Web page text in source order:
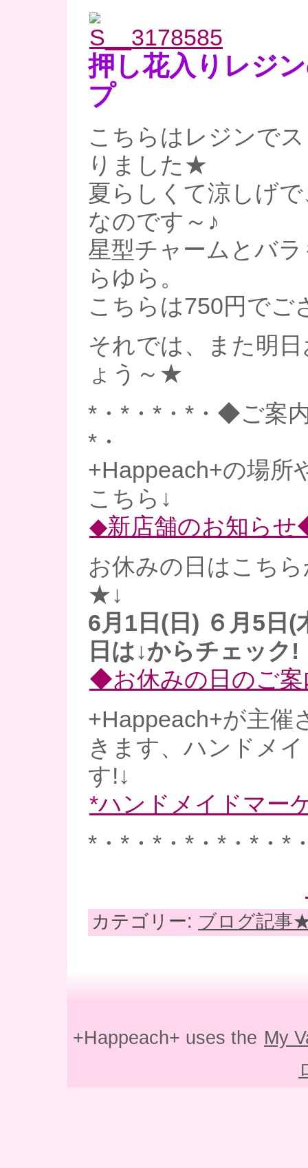
押し花入りレジ
プ
こちらはレジンで
りました★
夏らしくて涼しげ
なのです～♪
星型チャームとバ
らゆら。
こちらは750円でご
それでは、また明
ょう～★
*・*・*・*・◆ご案
*・
+Happeach+の場所
こちら↓
◆新店舗のお知ら
お休みの日はこち
★↓
6月1日(日) ６月5日
日は↓からチェック!
◆お休みの日のご
+Happeach+が主催
きます、ハンドメ
す!↓
*ハンドメイドマー
*・*・*・*・*・*・*
カテゴリー: ブログ記事
+Happeach+ uses the My